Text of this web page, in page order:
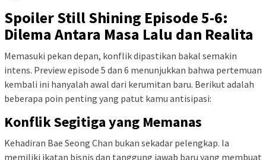
Spoiler Still Shining Episode 5-6:
Dilema Antara Masa Lalu dan Realita
Memasuki pekan depan, konflik dipastikan bakal semakin
intens. Preview episode 5 dan 6 menunjukkan bahwa pertemuan
kembali ini hanyalah awal dari kerumitan baru. Berikut adalah
beberapa poin penting yang patut kamu antisipasi:
Konflik Segitiga yang Memanas
Kehadiran Bae Seong Chan bukan sekadar pelengkap. Ia
memiliki ikatan bisnis dan tanggung jawab baru yang membuat